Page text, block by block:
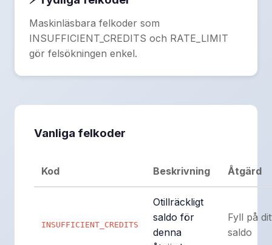
Maskinläsbara felkoder som
INSUFFICIENT_CREDITS och RATE_LIMIT
gör felsökningen enkel.
Vanliga felkoder
Kod Beskrivning Åtgärd
INSUFFICIENT_CREDITS
Otillräckligt
saldo för
denna
Fyll på
saldo